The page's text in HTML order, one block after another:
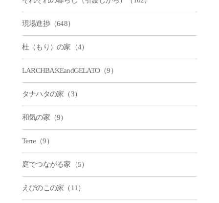
現場進捗（648）
杜（もり）の家（4）
LARCHBAKEandGELATO（9）
タナハタの家（3）
和気の家（9）
Terre（9）
庭でつながる家（5）
えびのこの家（11）